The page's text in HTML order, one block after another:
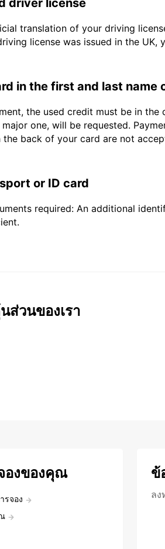
translation of your driving
license was issued in the
in the first and last name
the used credit must be in
one, will be requested.
back of your card are not
or ID card
required: An additional
วนของเรา
องของคุณ
รจอง
ข้
ลง